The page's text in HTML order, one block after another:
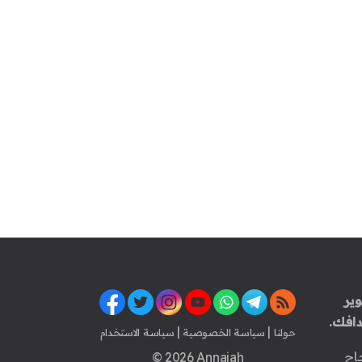
حولنا | سياسة الخصوصية | سياسة الاستخدام
© 2026 Annajah